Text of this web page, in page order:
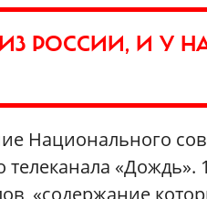
РОССИИ, И У
Национального
«Дождь».
«содержание